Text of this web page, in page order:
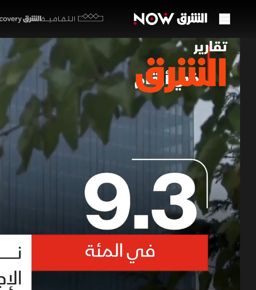
الثقافية
نمو
المملكة
26 يونيو 2026
تقارير الشرق
السلعية بنسبة 5.2% في تعزيز مكاسب المملكة التجارية وتأكيد قوة وفاعلية مسارات الشحن الإقليمية البديلة.
برامج الشرق الإخبارية (ملحق)